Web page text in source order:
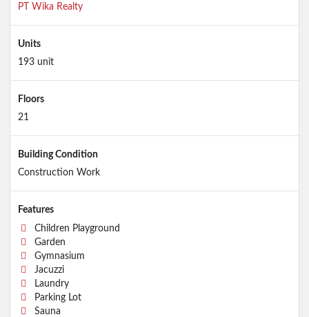
PT Wika Realty
Units
193 unit
Floors
21
Building Condition
Construction Work
Features
Children Playground
Garden
Gymnasium
Jacuzzi
Laundry
Parking Lot
Sauna